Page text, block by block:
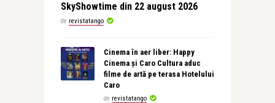
SkyShowtime din 22 august 2026
de revistatango
Cinema în aer liber: Happy
Cinema și Caro Cultura aduc
filme de artă pe terasa Hotelului
Caro
de revistatango